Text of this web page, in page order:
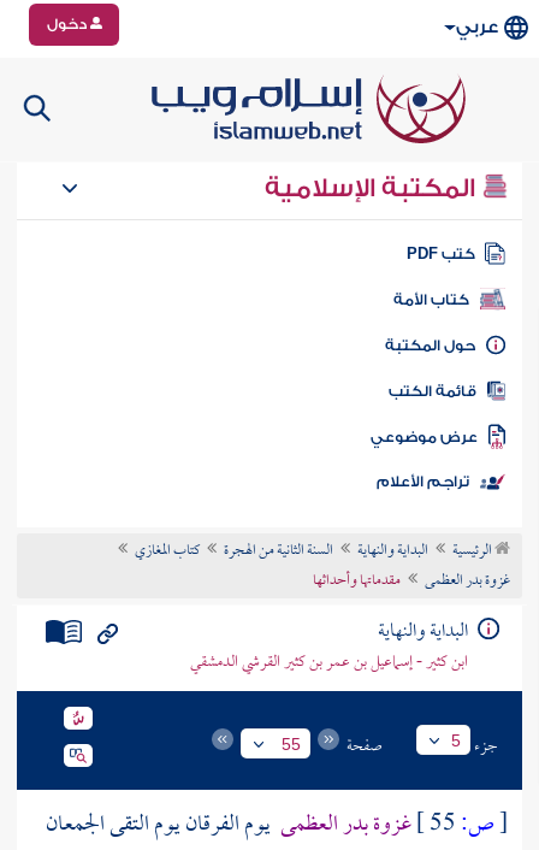
عربي دخول
المكتبة الإسلامية
كتب PDF
كتاب الأمة
المكتبة
الكتب
موضوعي
تراجم الأعلام
الرئيسية البداية والنهاية السنة الثانية من الهجرة
كتاب المغازي
غزوة بدر العظمى
مقدماتها وأحداثها
البداية والنهاية
ابن كثير - إسماعيل بن عمر بن كثير القرشي الدمشقي
جزء 5 صفحة 55
[ص: غزوةبدرالعظمى يوم الفرقان يوم التقى الجمعان